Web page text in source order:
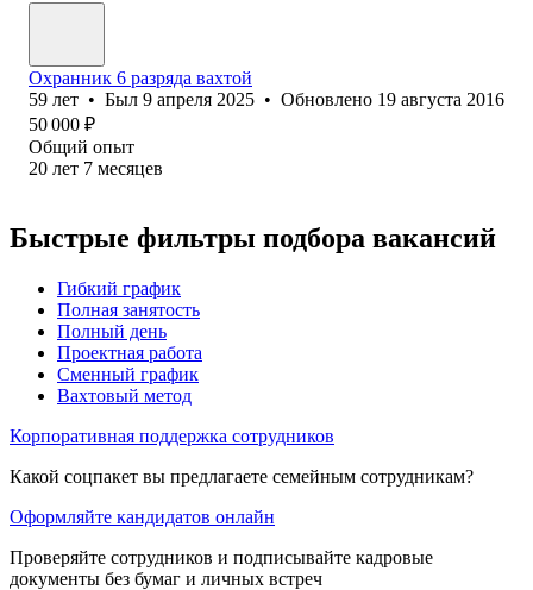
Охранник 6 разряда вахтой
59 лет • Был 9 апреля 2025 • Обновлено 19 августа 2016
50 000 ₽
Общий опыт
20 лет 7 месяцев
Быстрые фильтры подбора вакансий
Гибкий график
Полная занятость
Полный день
Проектная работа
Сменный график
Вахтовый метод
Корпоративная поддержка сотрудников
Какой соцпакет вы предлагаете семейным сотрудникам?
Оформляйте кандидатов онлайн
Проверяйте сотрудников и подписывайте кадровые
документы без бумаг и личных встреч